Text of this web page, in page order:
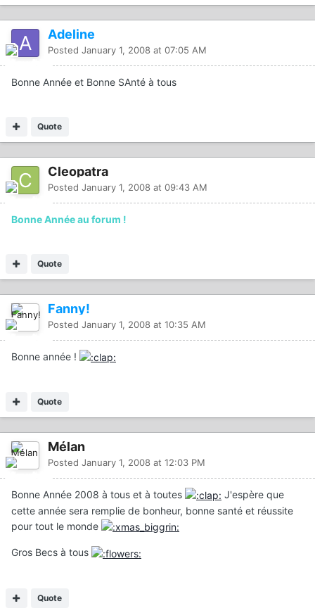
Adeline
Posted January 1, 2008 at 07:05 AM
Bonne Année et Bonne SAnté à tous
Quote
Cleopatra
Posted January 1, 2008 at 09:43 AM
Bonne Année au forum !
Quote
Fanny!
Posted January 1, 2008 at 10:35 AM
Bonne année !
Quote
Mélan
Posted January 1, 2008 at 12:03 PM
Bonne Année 2008 à tous et à toutes
J'espère que
cette année sera remplie de bonheur, bonne santé et réussite
pour tout le monde
Gros Becs à tous
Quote